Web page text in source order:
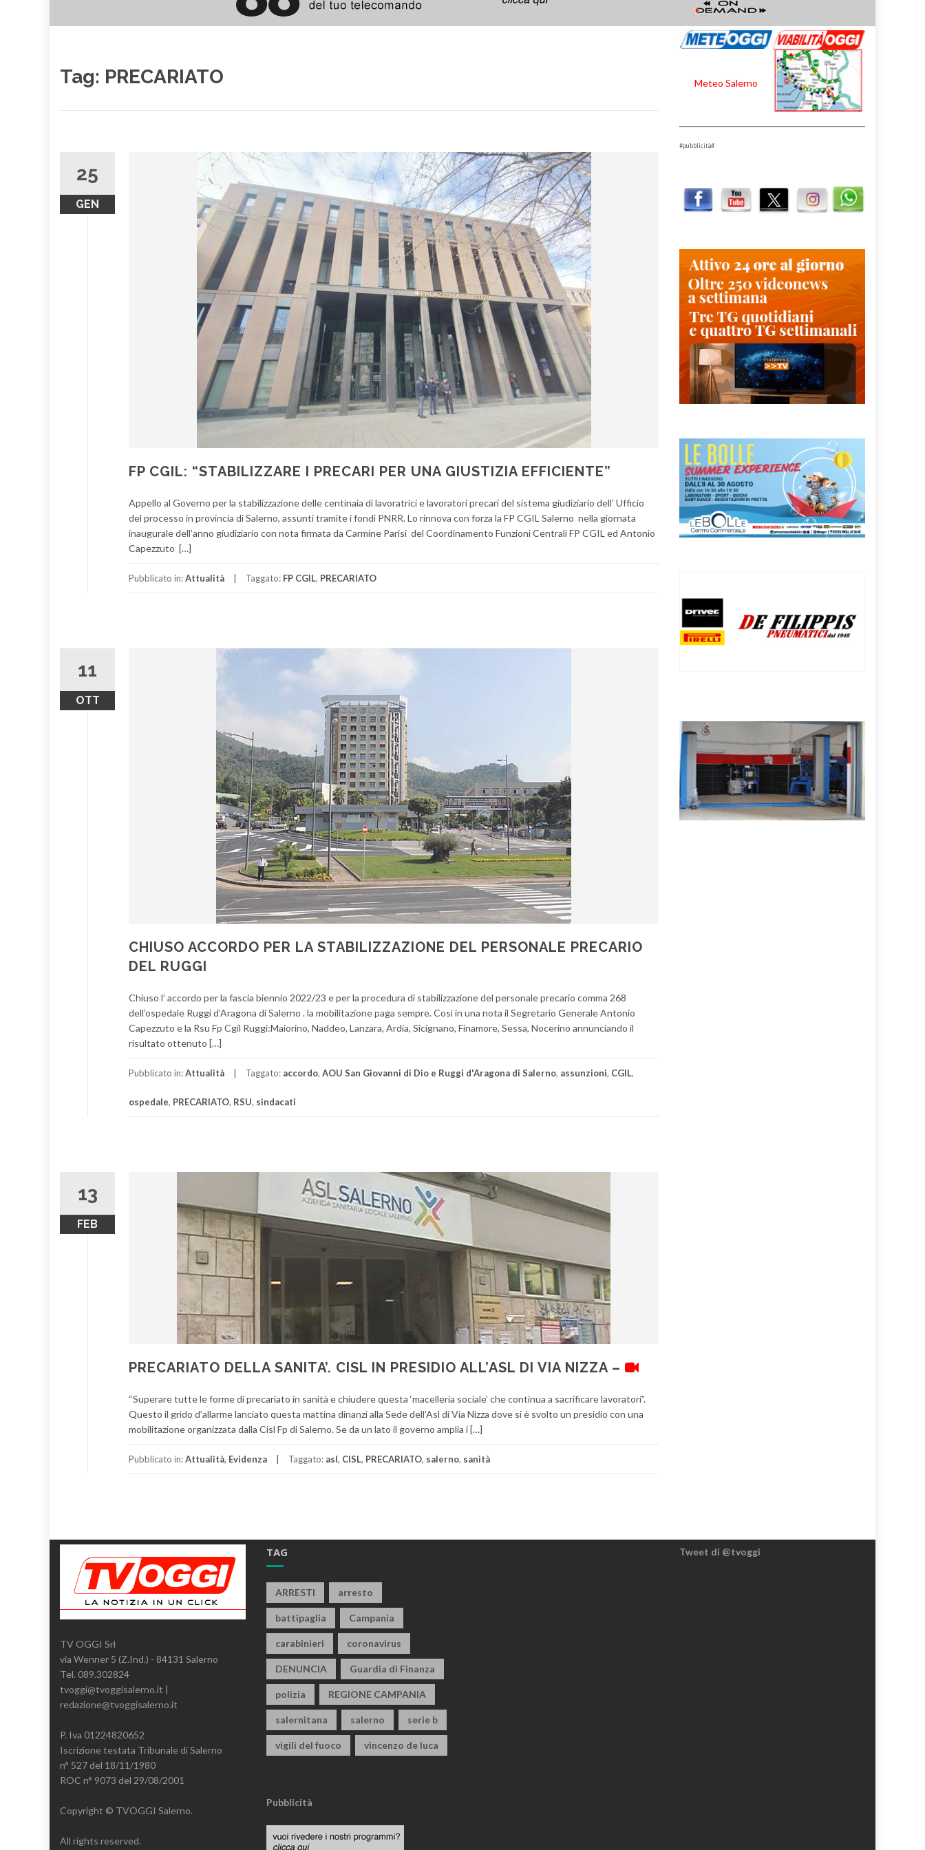
Tag: PRECARIATO
25
GEN
FP CGIL: “STABILIZZARE I PRECARI PER UNA GIUSTIZIA EFFICIENTE”
Appello al Governo per la stabilizzazione delle centinaia di lavoratrici e lavoratori precari del sistema giudiziario dell’ Ufficio
del processo in provincia di Salerno, assunti tramite i fondi PNRR. Lo rinnova con forza la FP CGIL Salerno nella giornata
inaugurale dell’anno giudiziario con nota firmata da Carmine Parisi del Coordinamento Funzioni Centrali FP CGIL ed Antonio
Capezzuto […]
Pubblicato in:Attualità Taggato: FP CGIL, PRECARIATO
11
OTT
CHIUSO ACCORDO PER LA STABILIZZAZIONE DEL PERSONALE PRECARIO
DEL RUGGI
Chiuso l’ accordo per la fascia biennio 2022/23 e per la procedura di stabilizzazione del personale precario comma 268
dell’ospedale Ruggi d’Aragona di Salerno . la mobilitazione paga sempre. Così in una nota il Segretario Generale Antonio
Capezzuto e la Rsu Fp Cgil Ruggi:Maiorino, Naddeo, Lanzara, Ardia, Sicignano, Finamore, Sessa, Nocerino annunciando il
risultato ottenuto […]
Pubblicato in:Attualità Taggato: accordo, AOU San Giovanni di Dio e Ruggi d'Aragona di Salerno, assunzioni, CGIL,
ospedale, PRECARIATO, RSU, sindacati
13
FEB
PRECARIATO DELLA SANITA’. CISL IN PRESIDIO ALL’ASL DI VIA NIZZA –
“Superare tutte le forme di precariato in sanità e chiudere questa ‘macelleria sociale’ che continua a sacrificare lavoratori”.
Questo il grido d’allarme lanciato questa mattina dinanzi alla Sede dell’Asl di Via Nizza dove si è svolto un presidio con una
mobilitazione organizzata dalla Cisl Fp di Salerno. Se da un lato il governo amplia i […]
Pubblicato in:Attualità, Evidenza Taggato: asl, CISL, PRECARIATO, salerno, sanità
Meteo Salerno
#pubblicità#
TV OGGI Srl
via Wenner 5 (Z.Ind.) - 84131 Salerno
Tel. 089.302824
tvoggi@tvoggisalerno.it |
redazione@tvoggisalerno.it
P. Iva 01224820652
Iscrizione testata Tribunale di Salerno
n° 527 del 18/11/1980
ROC n° 9073 del 29/08/2001
Copyright © TVOGGI Salerno.
All rights reserved.
TAG
ARRESTI arresto
battipaglia Campania
carabinieri coronavirus
DENUNCIA Guardia di Finanza
polizia REGIONE CAMPANIA
salernitana salerno serie b
vigili del fuoco vincenzo de luca
Pubblicità
Tweet di @tvoggi